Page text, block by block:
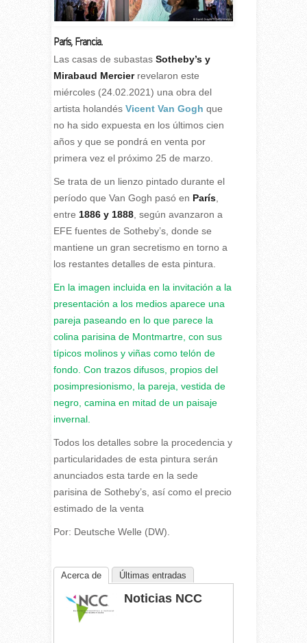
París, Francia.
Las casas de subastasSotheby’s y
Mirabaud Mercierrevelaron este
miércoles (24.02.2021) una obra del
artista holandés Vicent Van Gogh que
no ha sido expuesta en los últimos cien
años y que se pondrá en venta por
primera vez el próximo 25 de marzo.
Se trata de un lienzo pintado durante el
período que Van Gogh pasó en París,
entre 1886 y 1888, según avanzaron a
EFE fuentes de Sotheby’s, donde se
mantiene un gran secretismo en torno a
los restantes detalles de esta pintura.
En la imagen incluida en la invitación a la
presentación a los medios aparece una
pareja paseando en lo que parece la
colina parisina de Montmartre, con sus
típicos molinos y viñas como telón de
fondo. Con trazos difusos, propios del
posimpresionismo, la pareja, vestida de
negro, camina en mitad de un paisaje
invernal.
Todos los detalles sobre la procedencia y
particularidades de esta pintura serán
anunciados esta tarde en la sede
parisina de Sotheby’s, así como el precio
estimado de la venta
Por: Deutsche Welle (DW).
Acerca de Últimas entradas
Noticias NCC